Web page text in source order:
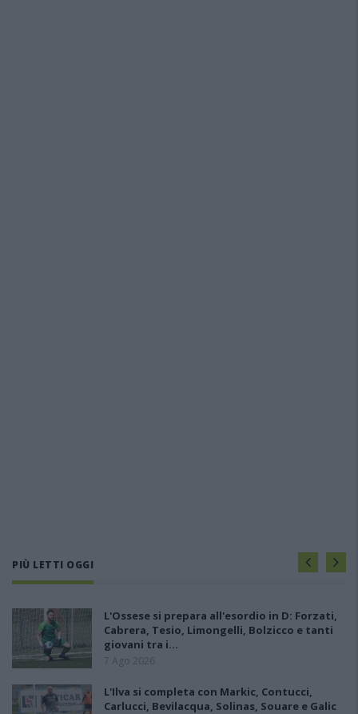
PIÙ LETTI OGGI
L'Ossese si prepara all'esordio in D: Forzati,
Cabrera, Tesio, Limongelli, Bolzicco e tanti
giovani tra i…
7 Ago 2026
L'Ilva si completa con Markic, Contucci,
Carlucci, Bevilacqua, Solinas, Souare e Galic